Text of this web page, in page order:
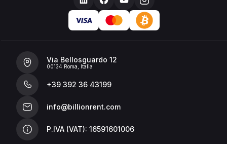
Via Bellosguardo 12
00134 Roma, Italia
+39 392 36 43199
info@billionrent.com
P.IVA (VAT): 16591601006